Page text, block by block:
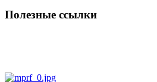
Полезные ссылки